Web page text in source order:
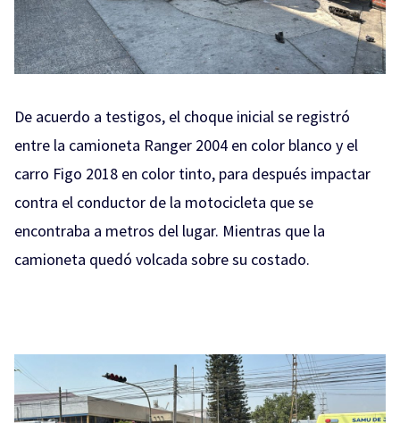
De acuerdo a testigos, el choque inicial se registró
entre la camioneta Ranger 2004 en color blanco y el
carro Figo 2018 en color tinto, para después impactar
contra el conductor de la motocicleta que se
encontraba a metros del lugar. Mientras que la
camioneta quedó volcada sobre su costado.